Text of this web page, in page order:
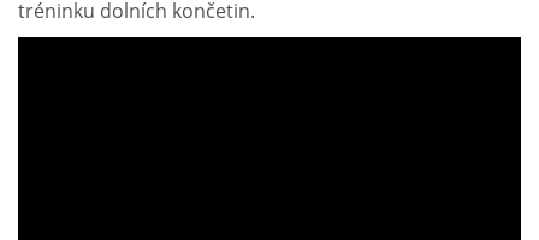
tréninku dolních končetin.